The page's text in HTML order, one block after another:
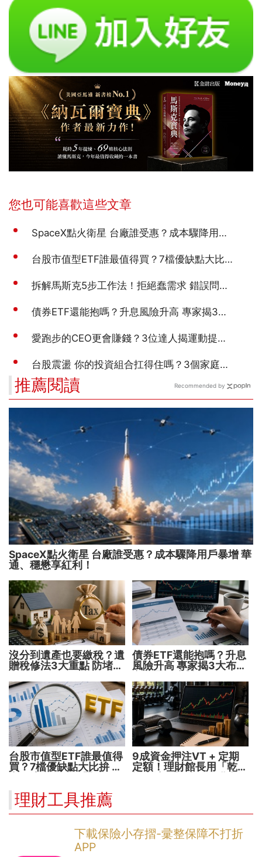
推薦閱讀
SpaceX點火衛星 台廠誰受惠？成本驟降用戶暴增 華
通、穩懋享紅利！
沒分到遺產也要繳稅？遺
贈稅修法3大重點 防堵惡
債券ETF還能抱嗎？升息
風險升高 專家揭3大布局
台股市值型ETF誰最值得
買？7檔優缺點大比拚 找
9成資金押注VT + 定期
定額！理財館長用「乾淨
Recommended by
理財工具推薦
下載保險小存摺-彚整保障不打折
APP